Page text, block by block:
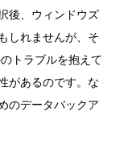
後、ウィンドウズ
しれませんが、そ
トラブルを抱えて
があるのです。な
のデータバックア